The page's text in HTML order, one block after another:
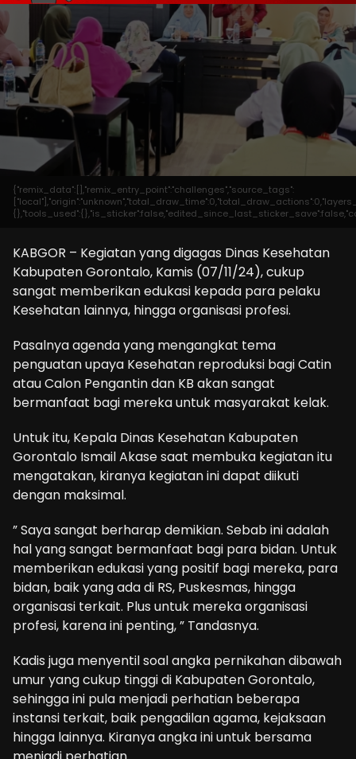
{"remix_data":[],"remix_entry_point":"challenges","source_tags":
KABGOR – Kegiatan yang digagas Dinas Kesehatan
Kabupaten Gorontalo, Kamis (07/11/24), cukup
sangat memberikan edukasi kepada para pelaku
Kesehatan lainnya, hingga organisasi profesi.
Pasalnya agenda yang mengangkat tema
penguatan upaya Kesehatan reproduksi bagi Catin
atau Calon Pengantin dan KB akan sangat
bermanfaat bagi mereka untuk masyarakat kelak.
Untuk itu, Kepala Dinas Kesehatan Kabupaten
Gorontalo Ismail Akase saat membuka kegiatan itu
mengatakan, kiranya kegiatan ini dapat diikuti
dengan maksimal.
” Saya sangat berharap demikian. Sebab ini adalah
hal yang sangat bermanfaat bagi para bidan. Untuk
memberikan edukasi yang positif bagi mereka, para
bidan, baik yang ada di RS, Puskesmas, hingga
organisasi terkait. Plus untuk mereka organisasi
profesi, karena ini penting, ” Tandasnya.
Kadis juga menyentil soal angka pernikahan dibawah
umur yang cukup tinggi di Kabupaten Gorontalo,
sehingga ini pula menjadi perhatian beberapa
instansi terkait, baik pengadilan agama, kejaksaan
hingga lainnya. Kiranya angka ini untuk bersama